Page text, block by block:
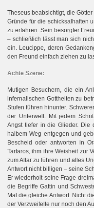
Theseus beabsichtigt, die
Gründe für die schicksalhaften
zu erfahren. Sein besorgter
– schließlich lässt man sich
ein. Leucippe, deren
den Freund einfach ziehen zu
Achte Szene:
Mutigen Besuchern, die ein
infernalischen Gottheiten zu
Stufen führen hinunter.
der Unterwelt. Mit jedem
Angst tiefer in die Glieder. Die
halbem Weg entgegen und
Bescheid oder antworten in
Tartaros, ihm ihre Weisheit zur
zum Altar zu führen und alles
Antwort nicht billigen – seine
Er wiederholt seine Frage
die Begriffe Gattin und
Mal die gleiche Antwort. Nicht
der Verzweifelte nur noch den